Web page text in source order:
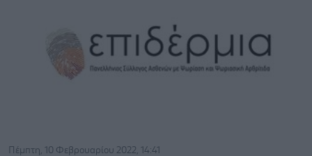
Πέμπτη, 10 Φεβρουαρίου 2022, 14:41